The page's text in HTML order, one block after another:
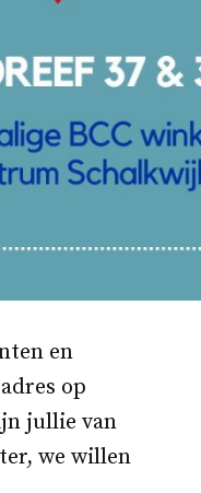
en
op
jullie van
we willen